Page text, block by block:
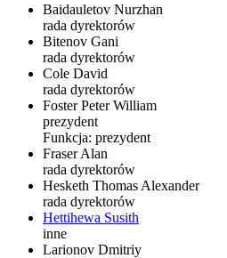
Baidauletov Nurzhan
rada dyrektorów
Bitenov Gani
rada dyrektorów
Cole David
rada dyrektorów
Foster Peter William
prezydent
Funkcja: prezydent
Fraser Alan
rada dyrektorów
Hesketh Thomas Alexander
rada dyrektorów
Hettihewa Susith
inne
Larionov Dmitriy